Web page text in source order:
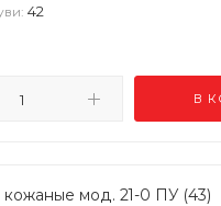
42
В
мод. 21-0 ПУ (43)